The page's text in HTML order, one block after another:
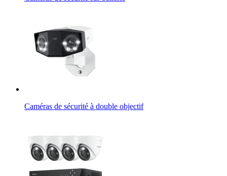
Caméras de sécurité à double objectif